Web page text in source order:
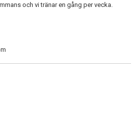
och vi tränar en gång per vecka.